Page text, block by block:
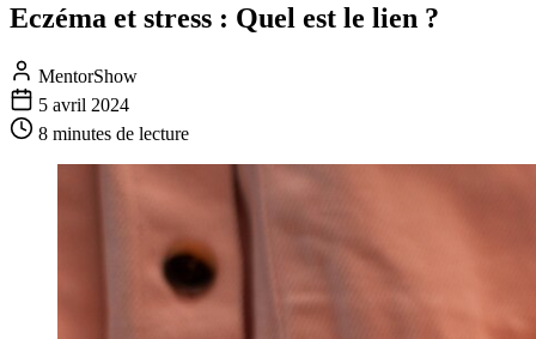
Eczéma et stress : Quel est le lien ?
MentorShow
5 avril 2024
8 minutes de lecture